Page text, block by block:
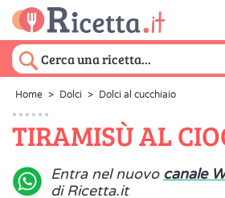
Home > Dolci > Dolci al cucchiaio
TIRAMISÙ AL
Entra nel nuovo canale
di Ricetta.it